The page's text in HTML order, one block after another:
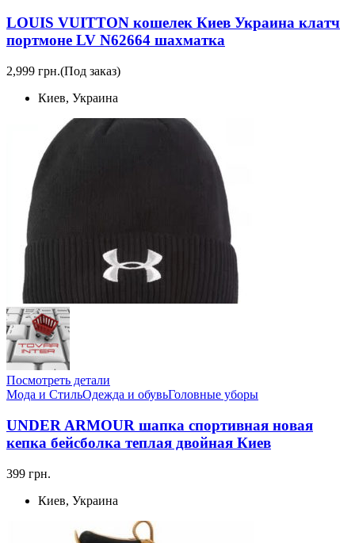
LOUIS VUITTON кошелек Киев Украина клатч
портмоне LV N62664 шахматка
2,999 грн.(Под заказ)
Киев, Украина
Посмотреть детали
Мода и СтильОдежда и обувьГоловные уборы
UNDER ARMOUR шапка спортивная новая
кепка бейсболка теплая двойная Киев
399 грн.
Киев, Украина